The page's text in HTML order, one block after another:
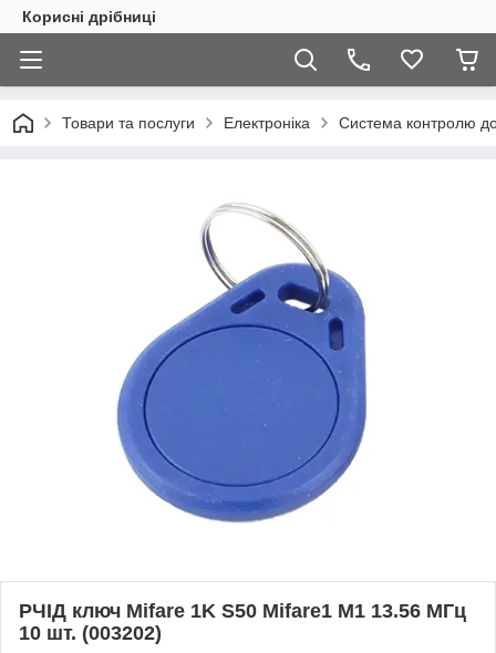
Корисні дрібниці
Товари та послуги Електроніка Система контролю
РЧІД ключ Mifare 1K S50 Mifare1 M1 13.56 МГц
10 шт. (003202)